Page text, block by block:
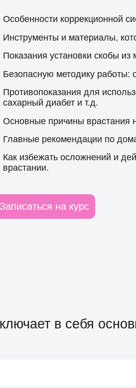
Особенности коррекционной
Инструменты и материалы,
Показания установки скобы из
Безопасную методику работы:
Противопоказания для
сахарный диабет и т.д.
Основные причины врастания
Главные рекомендации по
Как избежать осложнений и
врастании.
Записаться на курс
в себя